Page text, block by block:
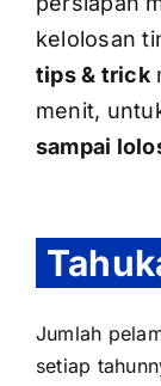
kelolosan
tips & trick
menit,
sampai
Jumlah
setiap